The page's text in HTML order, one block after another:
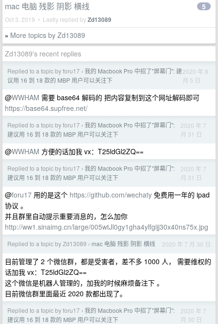
mac 电脑 残影 阴影 横线
Oct 3, 2019 • Lastly replied byZd13089
5
» More topics by Zd13089
Zd13089's recent replies
Replied to a topic by foru17 › 我的 Macbook Pro 中招了"屏幕门": 建
议用 16 到 18 款的 MBP 用户可以关注下
2020 年 8
月 5 日
@WWHAM 需要 base64 解码的 把内容复制到这个网址解码即可
https://base64.supfree.net/
Replied to a topic by foru17 › 我的 Macbook Pro 中招了"屏幕门":
建议用 16 到 18 款的 MBP 用户可以关注下
2020 年 7
月 31 日
@WWHAM 方便的话加我 vx：T25ldGl2ZQ==
Replied to a topic by foru17 › 我的 Macbook Pro 中招了"屏幕门":
建议用 16 到 18 款的 MBP 用户可以关注下
2020 年 7
月 31 日
@foru17 用的是这个 https://github.com/wechaty 免费用一年的 ipad
协议 。
并且群里自动提示重要消息的，怎么加你
http://ww1.sinaimg.cn/large/005wtJl0gy1gha4ylfgijj30x40ns75x.jpg
Replied to a topic by Zd13089 › mac 电脑 残影 阴影 横线 2020 年 7 月 30 日
目前管理了 2 个微信群，都是受害者，差不多 1000 人， 需要维权的
话加我 vx：T25ldGl2ZQ==
这个微信是机器人管理的，加我的时候麻烦备注下 。
目前微信群里面最近 2020 款都出现了。
Replied to a topic by foru17 › 我的 Macbook Pro 中招了"屏幕门":
建议用 16 到 18 款的 MBP 用户可以关注下
2020 年 7
月 30 日